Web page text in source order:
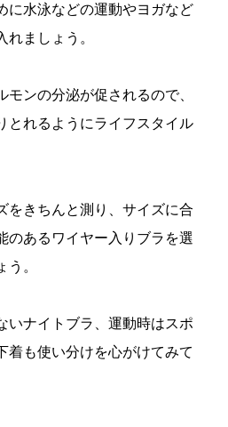
に水泳などの運動やヨガなど
ましょう。
モンの分泌が促されるので、
とれるようにライフスタイル
をきちんと測り、サイズに合
のあるワイヤー入りブラを選
。
いナイトブラ、運動時はスポ
着も使い分けを心がけてみて